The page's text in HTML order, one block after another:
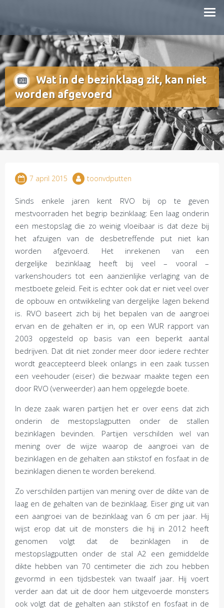
inhoud
Wat in de bezinklaag zit, kan niet
worden afgevoerd
7 april 2015 toonvdputten
Sinds enkele jaren kent RVO bij op te geven
mestvoorraden het begrip bezinklaag: Een laag onderin
een mestopslag die zo weinig vloeibaar is dat deze bij
het afzuigen van de desbetreffende put niet kan
worden afgevoerd. Het inrekenen van een
dergelijke bezinklaag heeft bij veel – vooral –
varkenshouders tot een aanzienlijke verlaging van de
mestboete geleid. Feit is echter ook dat er niet veel over
de opbouw en ontwikkeling van dergelijke lagen bekend
is. RVO baseert zich bij het bepalen van de aangroei
ervan en de gehalten er in, op een WUR rapport van
2003 opgesteld op basis van een beperkt aantal
bedrijven. Dat dit niet zonder meer door iedere rechter
wordt geaccepteerd bleek onlangs in een zaak tussen
een veehouder (eiser) die bezwaar maakte tegen een
door RVO (verweerder) aan hem opgelegde boete.
In deze zaak waren partijen het er over eens dat zich
onderin de mestopslagputten onder de stallen
bezinklagen bevinden. Partijen verschilden wel van
mening over de wijze waarop de aangroei van de
bezinklagen en de gehalten aan stikstof en fosfaat in de
bezinklagen dienen te worden berekend.
Zo verschilden partijen van mening over de dikte van de
laag en de gehalten van de bezinklaag. Eiser ging uit van
een aangroei van de bezinklaag van 6 cm per jaar. Hij
wijst erop dat uit de monsters die hij in 2012 heeft
genomen volgt dat de bezinklagen in de
mestopslagputten onder de stal A2 een gemiddelde
dikte hebben van 70 centimeter die zich zou hebben
gevormd in een tijdsbestek van twaalf jaar. Hij voert
verder aan dat uit de door hem uitgevoerde monsters
ook volgt dat de gehalten aan stikstof en fosfaat in de